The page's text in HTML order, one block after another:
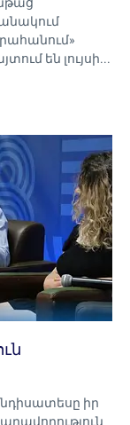
են լույսի...
իր